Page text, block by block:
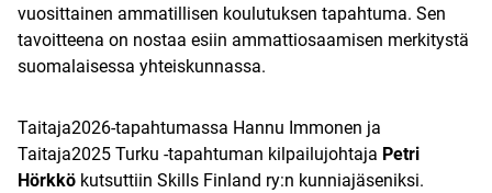
vuosittainen ammatillisen koulutuksen tapahtuma. Sen
tavoitteena on nostaa esiin ammattiosaamisen merkitystä
suomalaisessa yhteiskunnassa.
Taitaja2026-tapahtumassa Hannu Immonen ja
Taitaja2025 Turku -tapahtuman kilpailujohtaja Petri
Hörkkö kutsuttiin Skills Finland ry:n kunniajäseniksi.